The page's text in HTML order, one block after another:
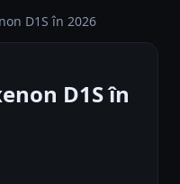
D1S în 2026
D1S în